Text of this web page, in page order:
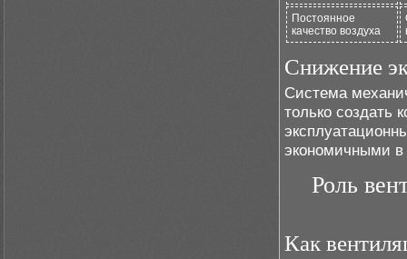
Постоянное
качество воздуха
Снижение
Система
только создать
экономичными в
Роль
Как